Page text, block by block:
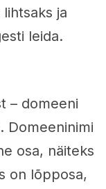
ja
leida.
– domeeni
Domeeninimi
osa, näiteks
on lõpposa,